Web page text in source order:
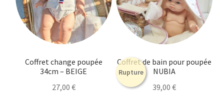
Coffret change poupée
34cm – BEIGE
27,00 €
Rupture
Coffret de bain pour poupée
NUBIA
39,00€